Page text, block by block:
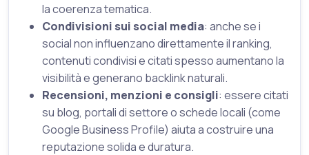
la coerenza tematica.
Condivisioni sui social media: anche se i
social non influenzano direttamente il ranking,
contenuti condivisi e citati spesso aumentano la
visibilità e generano backlink naturali.
Recensioni, menzioni e consigli: essere citati
su blog, portali di settore o schede locali (come
Google Business Profile) aiuta a costruire una
reputazione solida e duratura.